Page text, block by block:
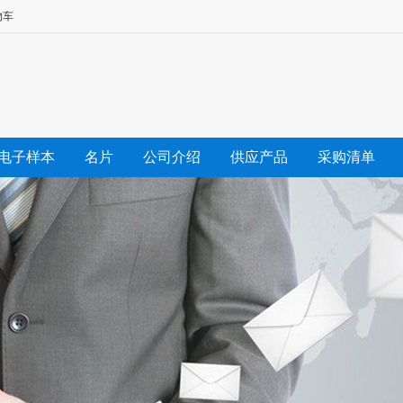
车
子样本 名片 公司介绍 供应产品 采购清单
友情链接